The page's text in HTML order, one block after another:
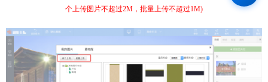
个上传图片不超过2M，批量上传不超过1M)